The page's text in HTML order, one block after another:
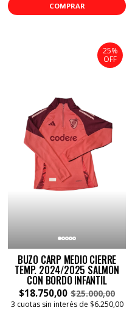
COMPRAR
25%
OFF
BUZO CARP MEDIO CIERRE
TEMP. 2024/2025 SALMON
CON BORDO INFANTIL
$18.750,00 $25.000,00
3 cuotas sin interés de $6.250,00